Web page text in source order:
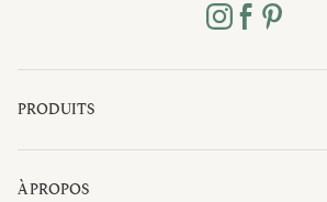
PRODUITS
À PROPOS